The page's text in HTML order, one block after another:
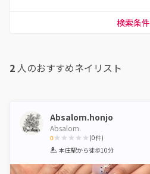
検索条件
2 人のおすすめネイリスト
Absalom.honjo
Absalom.
0
1 2 3 4 5
(0件)
本庄駅から徒歩10分